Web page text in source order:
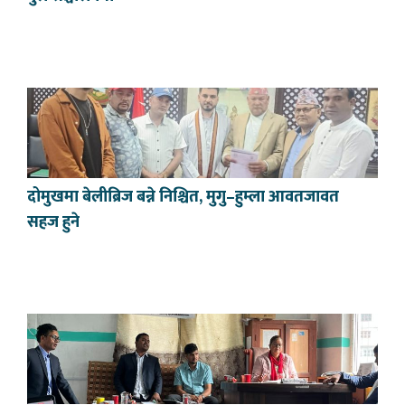
दोमुखमा बेलीब्रिज बन्ने निश्चित, मुगु–हुम्ला आवतजावत
सहज हुने